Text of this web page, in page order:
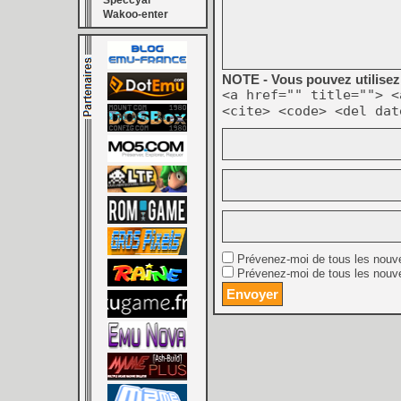
Wakoo-enter
NOTE - Vous pouvez
<a href="" title="">
<cite> <code> <del
Prévenez-moi de tous les
Prévenez-moi de tous les